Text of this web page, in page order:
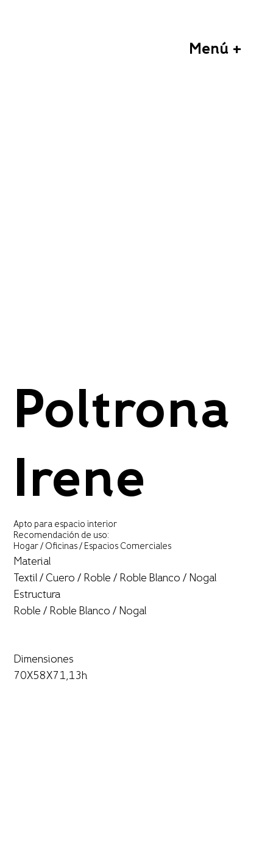
Menú +
Poltrona
Irene
Apto para espacio interior
Recomendación de uso:
Hogar / Oficinas / Espacios Comerciales
Material
Textil / Cuero / Roble / Roble Blanco / Nogal
Estructura
Roble / Roble Blanco / Nogal
Dimensiones
70X58X71,13h